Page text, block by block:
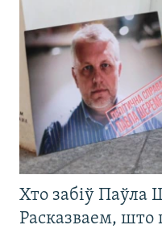
Хто забіў Паўла
Расказваем, што